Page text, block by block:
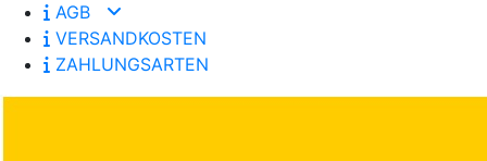
AGB
VERSANDKOSTEN
ZAHLUNGSARTEN